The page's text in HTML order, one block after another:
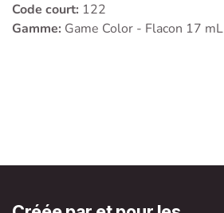
Code court: 122
Gamme: Game Color - Flacon 17 mL